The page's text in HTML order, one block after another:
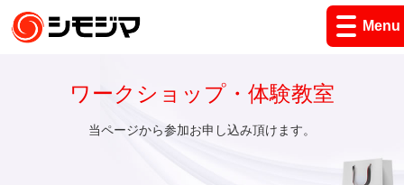
Menu
ワークショップ・体験教室
当ページから参加お申し込み頂けます。